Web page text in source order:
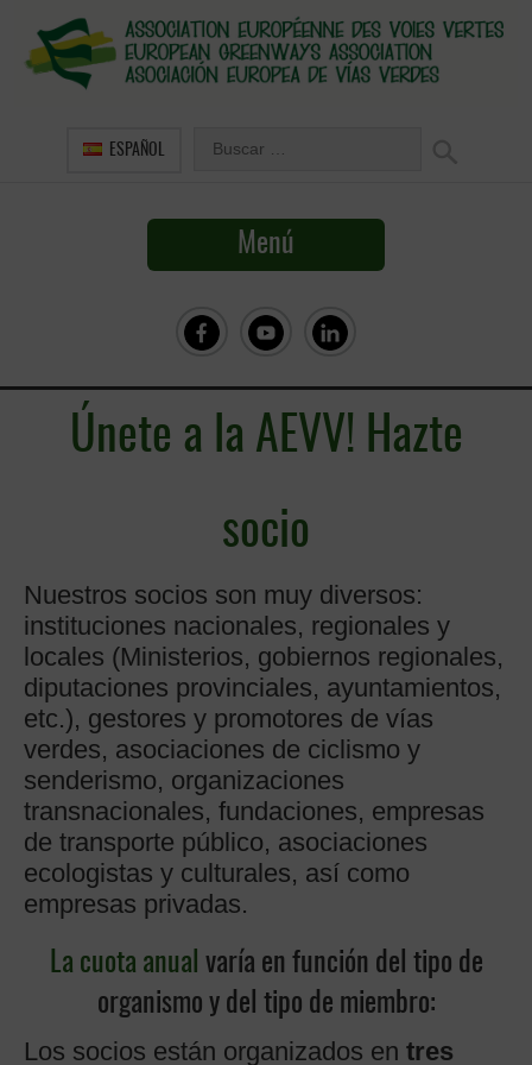
ESPAÑOL
Menú
Únete a la AEVV! Hazte
socio
Nuestros socios son muy diversos:
instituciones nacionales, regionales y
locales (Ministerios, gobiernos regionales,
diputaciones provinciales, ayuntamientos,
etc.), gestores y promotores de vías
verdes, asociaciones de ciclismo y
senderismo, organizaciones
transnacionales, fundaciones, empresas
de transporte público, asociaciones
ecologistas y culturales, así como
empresas privadas.
La cuota anual varía en función del tipo de
organismo y del tipo de miembro:
Los socios están organizados en tres